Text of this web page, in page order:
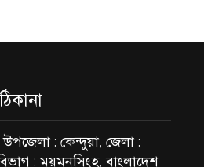
উপজেলা : কেন্দুয়া, জেলা :
: ময়মনসিংহ, বাংলাদেশ